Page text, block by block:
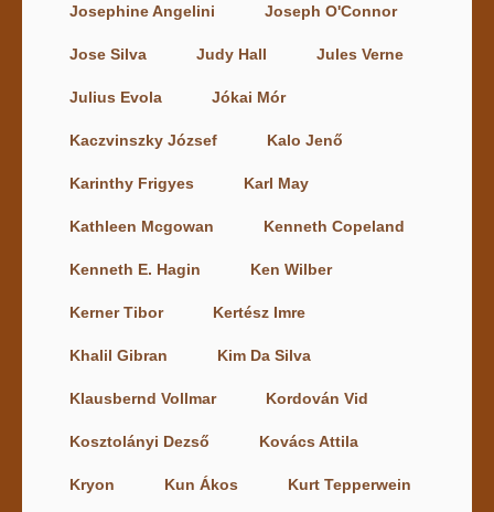
Josephine Angelini Joseph O'Connor
Jose Silva Judy Hall Jules Verne
Julius Evola Jókai Mór
Kaczvinszky József Kalo Jenő
Karinthy Frigyes Karl May
Kathleen Mcgowan Kenneth Copeland
Kenneth E. Hagin Ken Wilber
Kerner Tibor Kertész Imre
Khalil Gibran Kim Da Silva
Klausbernd Vollmar Kordován Vid
Kosztolányi Dezső Kovács Attila
Kryon Kun Ákos Kurt Tepperwein